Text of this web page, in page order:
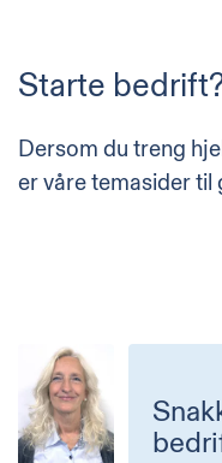
Starte
Dersom du treng
er våretemasidertil